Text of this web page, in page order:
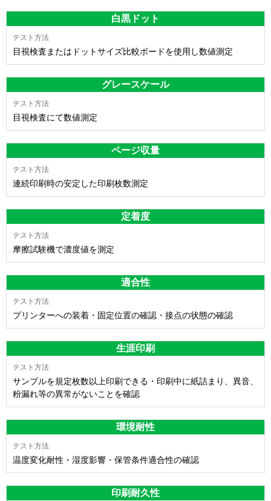
白黒ドット
目視検査またはドットサイズ比較ボードを使用し数値測定
グレースケール
目視検査にて数値測定
ページ収量
連続印刷時の安定した印刷枚数測定
定着度
摩擦試験機で濃度値を測定
適合性
プリンターへの装着・固定位置の確認・接点の状態の確認
生涯印刷
サンプルを規定枚数以上印刷できる・印刷中に紙詰まり、異音、
粉漏れ等の異常がないことを確認
環境耐性
温度変化耐性・湿度影響・保管条件適合性の確認
印刷耐久性